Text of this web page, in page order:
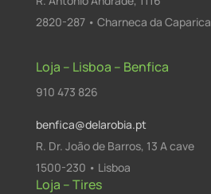
2820-287 • Charneca da Caparica
Loja – Lisboa – Benfica
910 473 826
benfica@delarobia.pt
R. Dr. João de Barros, 13 A cave
1500-230 • Lisboa
Loja – Tires